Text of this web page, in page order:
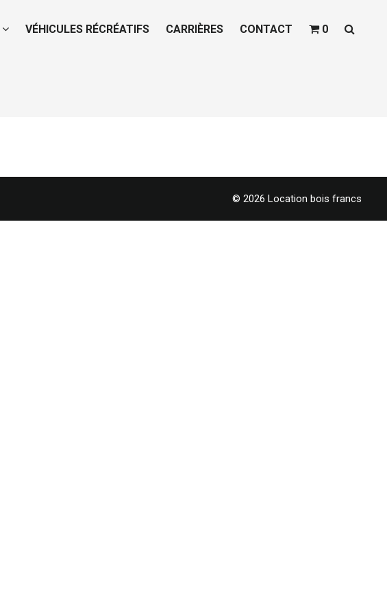
VÉHICULES RÉCRÉATIFS CARRIÈRES CONTACT 0
© 2026 Location bois francs